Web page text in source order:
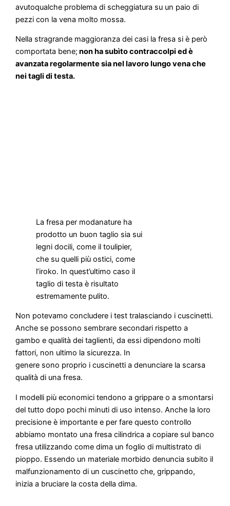
avutoqualche problema di scheggiatura su un paio di
pezzi con la vena molto mossa.
Nella stragrande maggioranza dei casi la fresa si è però
comportata bene; non ha subìto contraccolpi ed è
avanzata regolarmente sia nel lavoro lungo vena che
nei tagli di testa.
La fresa per modanature ha
prodotto un buon taglio sia sui
legni docili, come il toulipier,
che su quelli più ostici, come
l’iroko. In quest’ultimo caso il
taglio di testa è risultato
estremamente pulito.
Non potevamo concludere i test tralasciando i cuscinetti.
Anche se possono sembrare secondari rispetto a
gambo e qualità dei taglienti, da essi dipendono molti
fattori, non ultimo la sicurezza. In
genere sono proprio i cuscinetti a denunciare la scarsa
qualità di una fresa.
I modelli più economici tendono a grippare o a smontarsi
del tutto dopo pochi minuti di uso intenso. Anche la loro
precisione è importante e per fare questo controllo
abbiamo montato una fresa cilindrica a copiare sul banco
fresa utilizzando come dima un foglio di multistrato di
pioppo. Essendo un materiale morbido denuncia subito il
malfunzionamento di un cuscinetto che, grippando,
inizia a bruciare la costa della dima.